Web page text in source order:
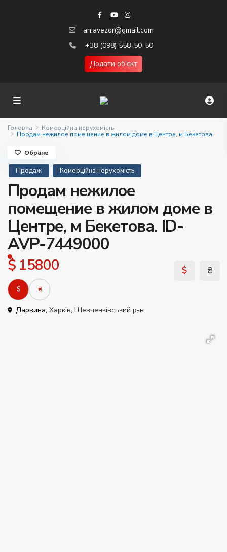
an.avezor@gmail.com
+38 (098) 558-50-50
Додати об'єкт
Головна Комерційна нерухомість
Продам нежилое помещение в жилом доме в Центре, м Бекетова
Продаж Комерційна нерухомість
Продам нежилое
помещение в жилом доме в
Центре, м Бекетова. ID-
AVP-7449000
$ 15800
$ ₴
Дарвина, Харків, Шевченківський р-н
Обране
$ ₴